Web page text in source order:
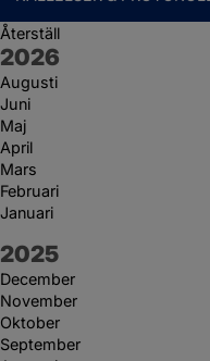
Återställ
År:
2026
Augusti
Juni
Maj
April
Mars
Februari
Januari
År:
2025
December
November
Oktober
September